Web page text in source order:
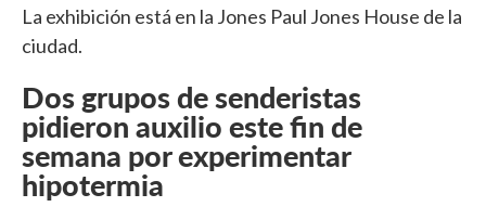
La exhibición está en la Jones Paul Jones House de la
ciudad.
Dos grupos de senderistas
pidieron auxilio este fin de
semana por experimentar
hipotermia